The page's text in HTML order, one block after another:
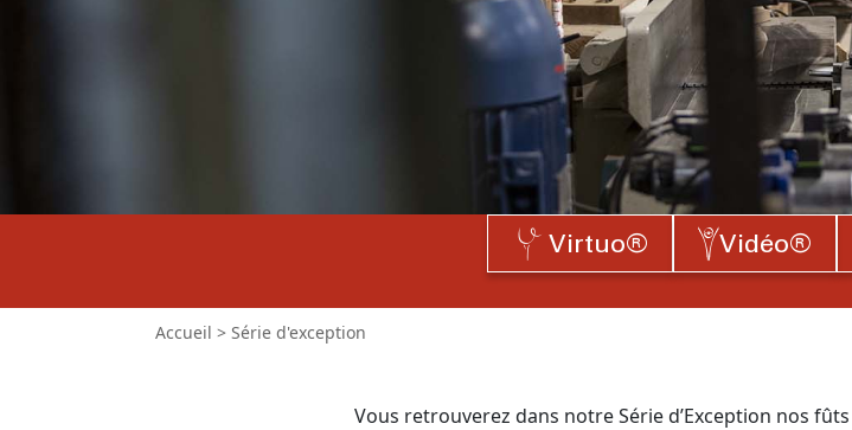
Virtuo® Vidéo®
Accueil > Série d'exception
Vous retrouverez dans notre Série d’Exception nos